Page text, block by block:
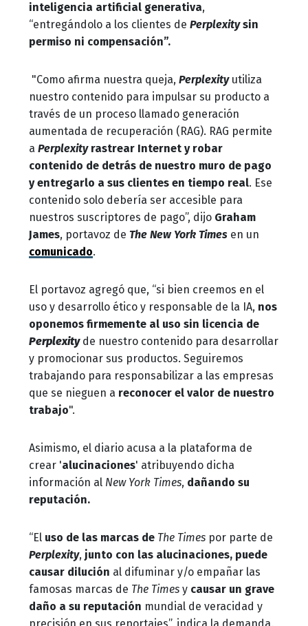
inteligencia artificial generativa,
“entregándolo a los clientes de Perplexity sin
permiso ni compensación”.
"Como afirma nuestra queja, Perplexityutiliza
nuestro contenido para impulsar su producto a
través de un proceso llamado generación
aumentada de recuperación (RAG). RAG permite
a Perplexity rastrear Internet y robar
contenido de detrás de nuestro muro de pago
y entregarlo a sus clientes en tiempo real. Ese
contenido solo debería ser accesible para
nuestros suscriptores de pago”, dijo Graham
James, portavoz de The New York Times en un
comunicado.
El portavoz agregó que, “si bien creemos en el
uso y desarrollo ético y responsable de la IA, nos
oponemos firmemente al uso sin licencia de
Perplexityde nuestro contenido para desarrollar
y promocionar sus productos. Seguiremos
trabajando para responsabilizar a las empresas
que se nieguen a reconocer el valor de nuestro
trabajo".
Asimismo, el diario acusa a la plataforma de
crear 'alucinaciones' atribuyendo dicha
información al New York Times, dañando su
reputación.
“El uso de las marcas de The Times por parte de
Perplexity, junto con las alucinaciones, puede
causar dilución al difuminar y/o empañar las
famosas marcas de The Times y causar un grave
daño a su reputación mundial de veracidad y